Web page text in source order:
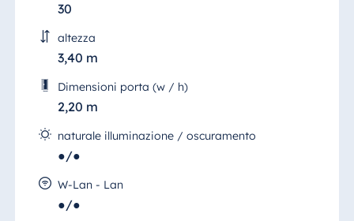
30
altezza
3,40 m
Dimensioni porta (w / h)
2,20 m
naturale illuminazione / oscuramento
●/●
W-Lan - Lan
●/●
Sala 9, Mosca
Al Maritim Hotel Düsseldorf, una